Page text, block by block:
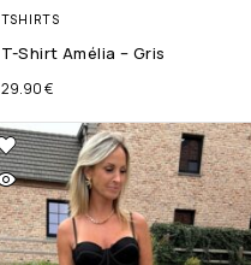
TSHIRTS
T-Shirt Amélia – Gris
29.90€